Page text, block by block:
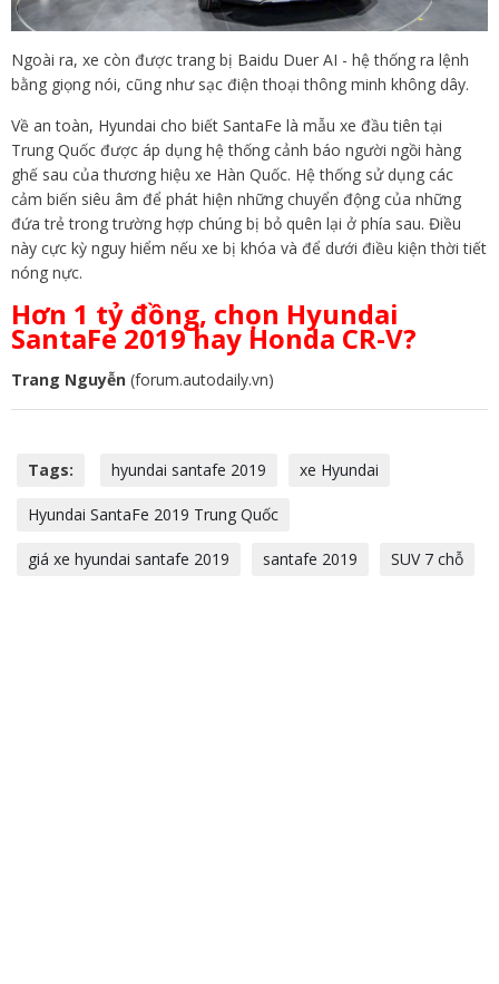
Ngoài ra, xe còn được trang bị Baidu Duer AI - hệ thống ra lệnh
bằng giọng nói, cũng như sạc điện thoại thông minh không dây.
Về an toàn, Hyundai cho biết SantaFe là mẫu xe đầu tiên tại
Trung Quốc được áp dụng hệ thống cảnh báo người ngồi hàng
ghế sau của thương hiệu xe Hàn Quốc. Hệ thống sử dụng các
cảm biến siêu âm để phát hiện những chuyển động của những
đứa trẻ trong trường hợp chúng bị bỏ quên lại ở phía sau. Điều
này cực kỳ nguy hiểm nếu xe bị khóa và để dưới điều kiện thời tiết
nóng nực.
Hơn 1 tỷ đồng, chọn Hyundai
SantaFe 2019 hay Honda CR-V?
Trang Nguyễn (forum.autodaily.vn)
Tags: hyundai santafe 2019 xe Hyundai
Hyundai SantaFe 2019 Trung Quốc
giá xe hyundai santafe 2019 santafe 2019 SUV 7 chỗ